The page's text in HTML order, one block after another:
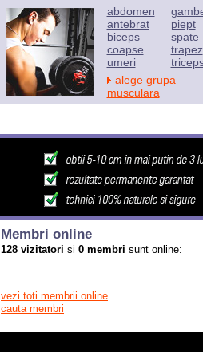
abdomen
antebrat
biceps
coapse
umeri
piept
spate
trapez
alege grupa
musculara
Membri online
128 vizitatori si 0 membri sunt online:
vezi toti membrii online
cauta membri